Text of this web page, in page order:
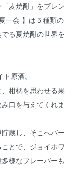
麦焼酎」をブレン
一会 】は５種類の
る夏焼酎の世界を
原酒。
柑橘を思わせる果
口を与えてくれま
蔵し、そこへバー
とで、ジョイホワ
様なフレーバーも